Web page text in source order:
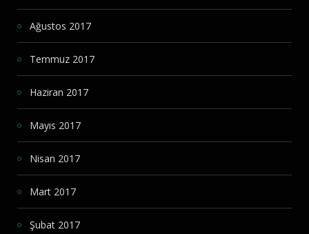
Ağustos 2017
Temmuz 2017
Haziran 2017
Mayıs 2017
Nisan 2017
Mart 2017
Şubat 2017